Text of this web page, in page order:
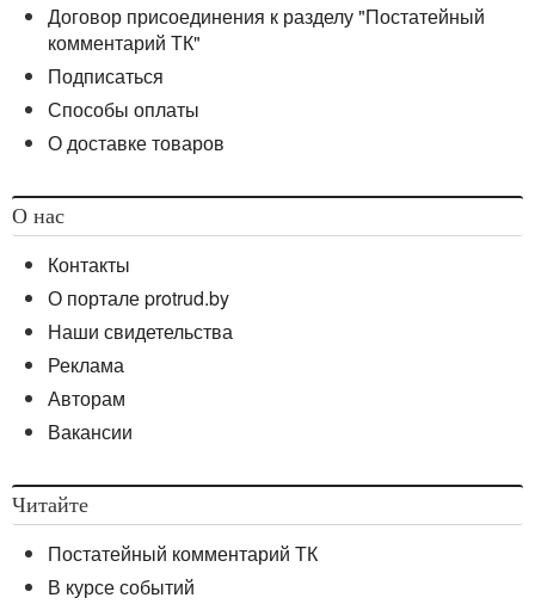
Договор присоединения к разделу "Постатейный
комментарий ТК"
Подписаться
Способы оплаты
О доставке товаров
О нас
Контакты
О портале protrud.by
Наши свидетельства
Реклама
Авторам
Вакансии
Читайте
Постатейный комментарий ТК
В курсе событий